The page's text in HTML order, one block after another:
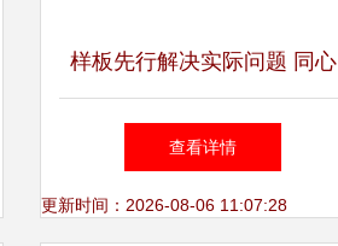
样板先行解决实际问题 同心
协力共建优质工程
查看详情
更新时间：2026-08-06 11:07:28